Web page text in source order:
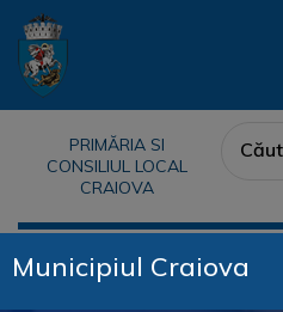
PRIMĂRIA SI
CONSILIUL LOCAL
CRAIOVA